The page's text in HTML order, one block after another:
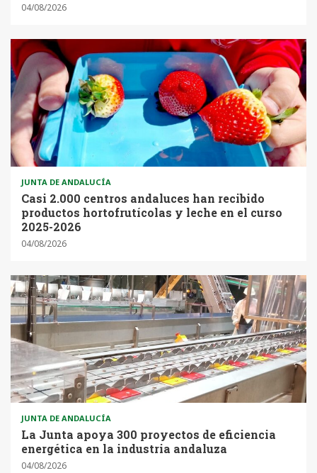
04/08/2026
JUNTA DE ANDALUCÍA
Casi 2.000 centros andaluces han recibido
productos hortofrutícolas y leche en el curso
2025-2026
04/08/2026
JUNTA DE ANDALUCÍA
La Junta apoya 300 proyectos de eficiencia
energética en la industria andaluza
04/08/2026